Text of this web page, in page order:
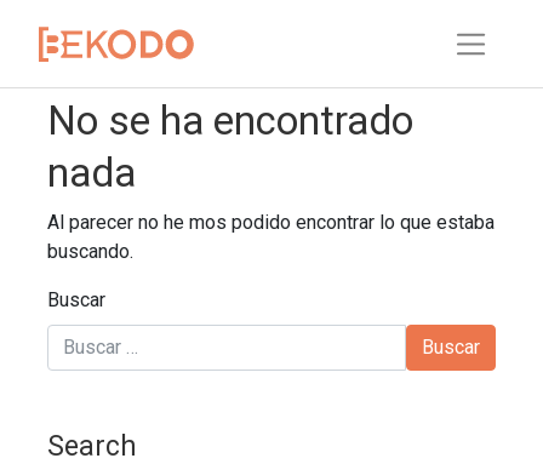
No se ha encontrado
nada
Al parecer no he mos podido encontrar lo que estaba
buscando.
Buscar
Search